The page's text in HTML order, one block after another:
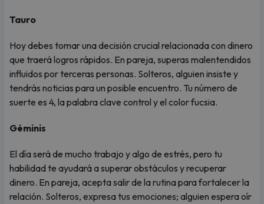
Tauro
Hoy debes tomar una decisión crucial relacionada con dinero
que traerá logros rápidos. En pareja, superas malentendidos
influidos por terceras personas. Solteros, alguien insiste y
tendrás noticias para un posible encuentro. Tu número de
suerte es 4, la palabra clave control y el color fucsia.
Géminis
El día será de mucho trabajo y algo de estrés, pero tu
habilidad te ayudará a superar obstáculos y recuperar
dinero. En pareja, acepta salir de la rutina para fortalecer la
relación. Solteros, expresa tus emociones; alguien espera oír